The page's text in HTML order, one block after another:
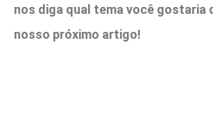
nos diga qual tema você gostaria
nosso próximo artigo!